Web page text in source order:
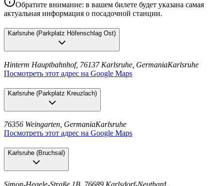
Обратите внимание: в вашем билете будет указана самая
актуальная информация о посадочной станции.
Karlsruhe (Parkplatz Höfenschlag Ost)
Hinterm Hauptbahnhof, 76137 Karlsruhe, GermaniaKarlsruhe
Посмотреть этот адрес на Google Maps
Karlsruhe (Parkplatz Kreuzlach)
76356 Weingarten, GermaniaKarlsruhe
Посмотреть этот адрес на Google Maps
Karlsruhe (Bruchsal)
Simon-Hegele-Straße 1B, 76689 Karlsdorf-Neuthard,